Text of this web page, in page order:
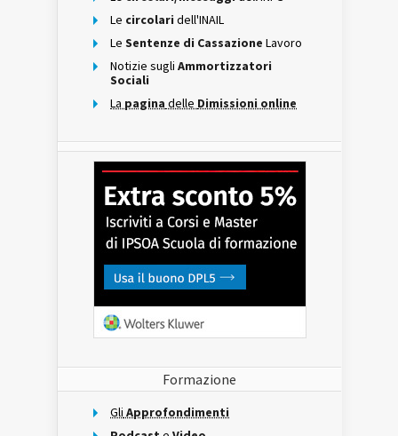
Le circolari dell'INAIL
Le Sentenze di Cassazione Lavoro
Notizie sugli Ammortizzatori
Sociali
La pagina delle Dimissioni online
Formazione
Gli Approfondimenti